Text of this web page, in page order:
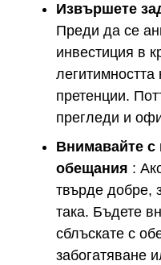
Извършете
Преди да се
инвестиция в
легитимността
претенции.
прегледи и
Внимавайте с
обещания :
твърде добре,
така. Бъдете
сблъскате с
забогатяване